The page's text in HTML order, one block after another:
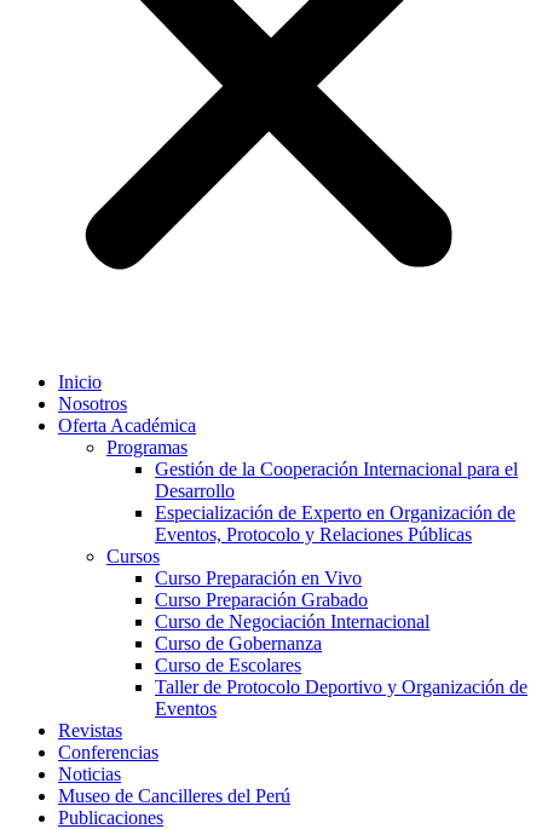
Inicio
Nosotros
Oferta Académica
Programas
Gestión de la Cooperación Internacional para el
Desarrollo
Especialización de Experto en Organización de
Eventos, Protocolo y Relaciones Públicas
Cursos
Curso Preparación en Vivo
Curso Preparación Grabado
Curso de Negociación Internacional
Curso de Gobernanza
Curso de Escolares
Taller de Protocolo Deportivo y Organización de
Eventos
Revistas
Conferencias
Noticias
Museo de Cancilleres del Perú
Publicaciones